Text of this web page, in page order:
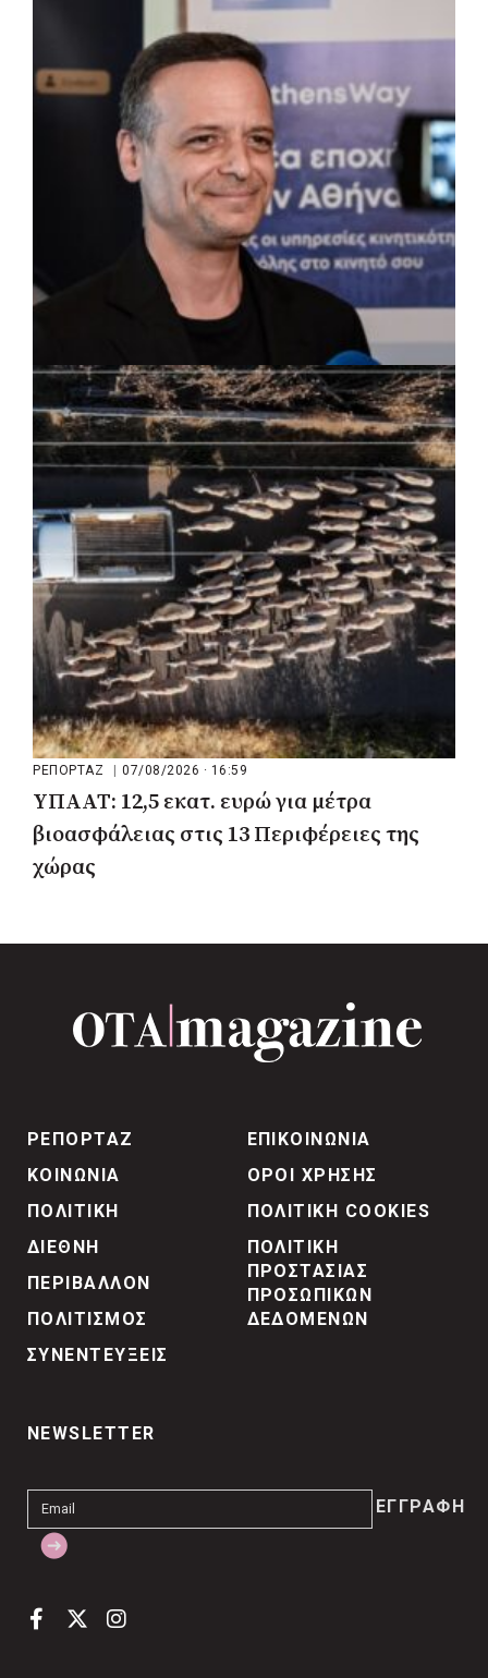
Δήμος Πετρούπολης: Εργασίες
συντήρησης σε σχολεία και αθλητικές
εγκαταστάσεις
ΡΕΠΟΡΤΑΖ | 07/08/2026 · 17:27
Ο Δούκας για έργα, καθαριότητα και τη
μάχη των επόμενων εκλογών: «Η καλύτερη
μου να κατέβει ο Μπακογιάννης»
ΡΕΠΟΡΤΑΖ 07/08/2026 · 16:59
ΥΠΑΑΤ: 12,5 εκατ. ευρώ για μέτρα
βιοασφάλειας στις 13 Περιφέρειες της
χώρας
ΡΕΠΟΡΤΑΖ
ΚΟΙΝΩΝΙΑ
ΠΟΛΙΤΙΚΗ
ΔΙΕΘΝΗ
ΠΕΡΙΒΑΛΛΟΝ
ΠΟΛΙΤΙΣΜΟΣ
ΣΥΝΕΝΤΕΥΞΕΙΣ
ΕΠΙΚΟΙΝΩΝΙΑ
ΟΡΟΙ ΧΡΗΣΗΣ
ΠΟΛΙΤΙΚΗ COOKIES
ΠΟΛΙΤΙΚΗ
ΠΡΟΣΤΑΣΙΑΣ
ΠΡΟΣΩΠΙΚΩΝ
ΔΕΔΟΜΕΝΩΝ
NEWSLETTER